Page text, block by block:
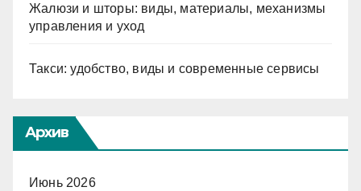
Жалюзи и шторы: виды, материалы, механизмы
управления и уход
Такси: удобство, виды и современные сервисы
Архив
Июнь 2026